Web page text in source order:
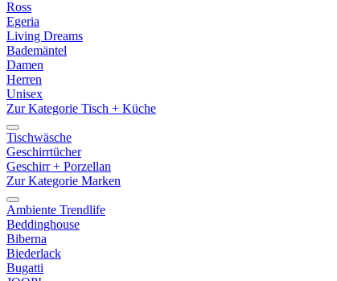
Ross
Egeria
Living Dreams
Bademäntel
Damen
Herren
Unisex
Zur Kategorie Tisch + Küche
Tischwäsche
Geschirrtücher
Geschirr + Porzellan
Zur Kategorie Marken
Ambiente Trendlife
Beddinghouse
Biberna
Biederlack
Bugatti